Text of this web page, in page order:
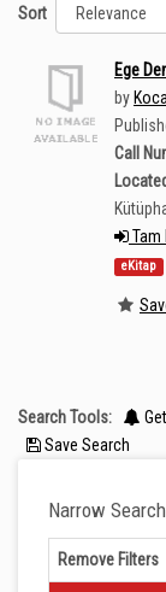
Sort
Ege
by
Call
Tam
eKitap
Search Tools:
Save Search
Narrow Search
Remove Filters